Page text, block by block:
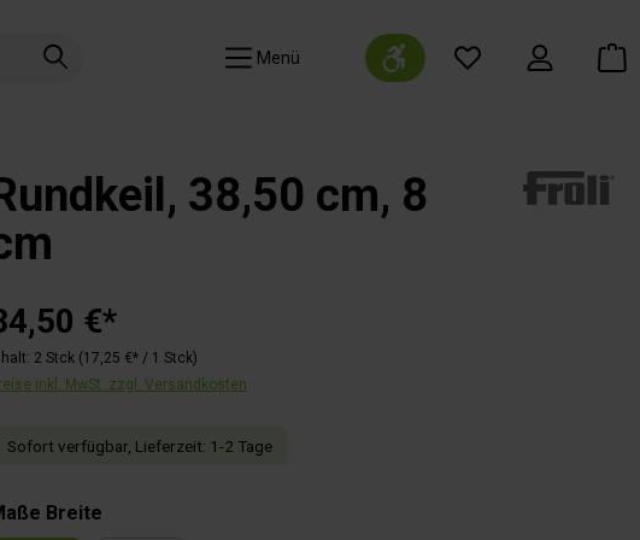
Navigation Werkzeugleiste anzeigen
38,50 cm, 8
€*
2 Stck (17,25 €* / 1 Stck)
inkl. MwSt. zzgl. Versandkosten
Sofort verfügbar, Lieferzeit: 1-2 Tage
Breiteauswählen